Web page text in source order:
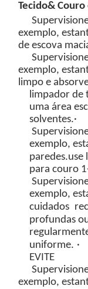
Tecido& Couro
exemplo,
de escova
exemplo,
limpo e
limpador de
uma área
solventes.·
exemplo,
paredes.use
para couro
exemplo,
cuidados
profundas
uniforme. ·
EVITE
exemplo,